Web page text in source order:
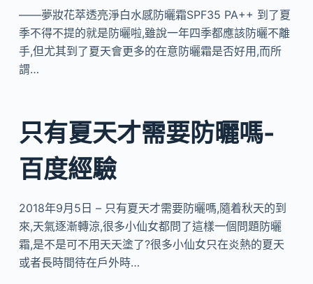
——夢妝花萃透亮淨白水感防曬霜SPF35 PA++ 到了夏
季不得不提的就是防曬啦,雖說一年四季都應該防曬不離
手,但尤其到了夏天會更多的在意防曬霜是否好用,而所
謂…
只有夏天才需要防曬嗎-
百度經驗
2018年9月5日 – 只有夏天才需要防曬嗎,隨着秋天的到
來,天氣逐漸轉涼,很多小仙女都問了這樣一個問題防曬
霜,是不是可不用天天塗了?很多小仙女只在炎熱的夏天
或者長時間待在戶外時…